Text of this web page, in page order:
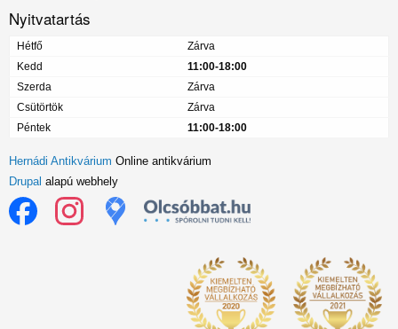
Nyitvatartás
Hétfő
Zárva
Kedd
11:00-18:00
Szerda
Zárva
Csütörtök
Zárva
Péntek
11:00-18:00
Hernádi Antikvárium Online antikvárium
Drupal alapú webhely